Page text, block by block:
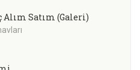
Satım (Galeri)